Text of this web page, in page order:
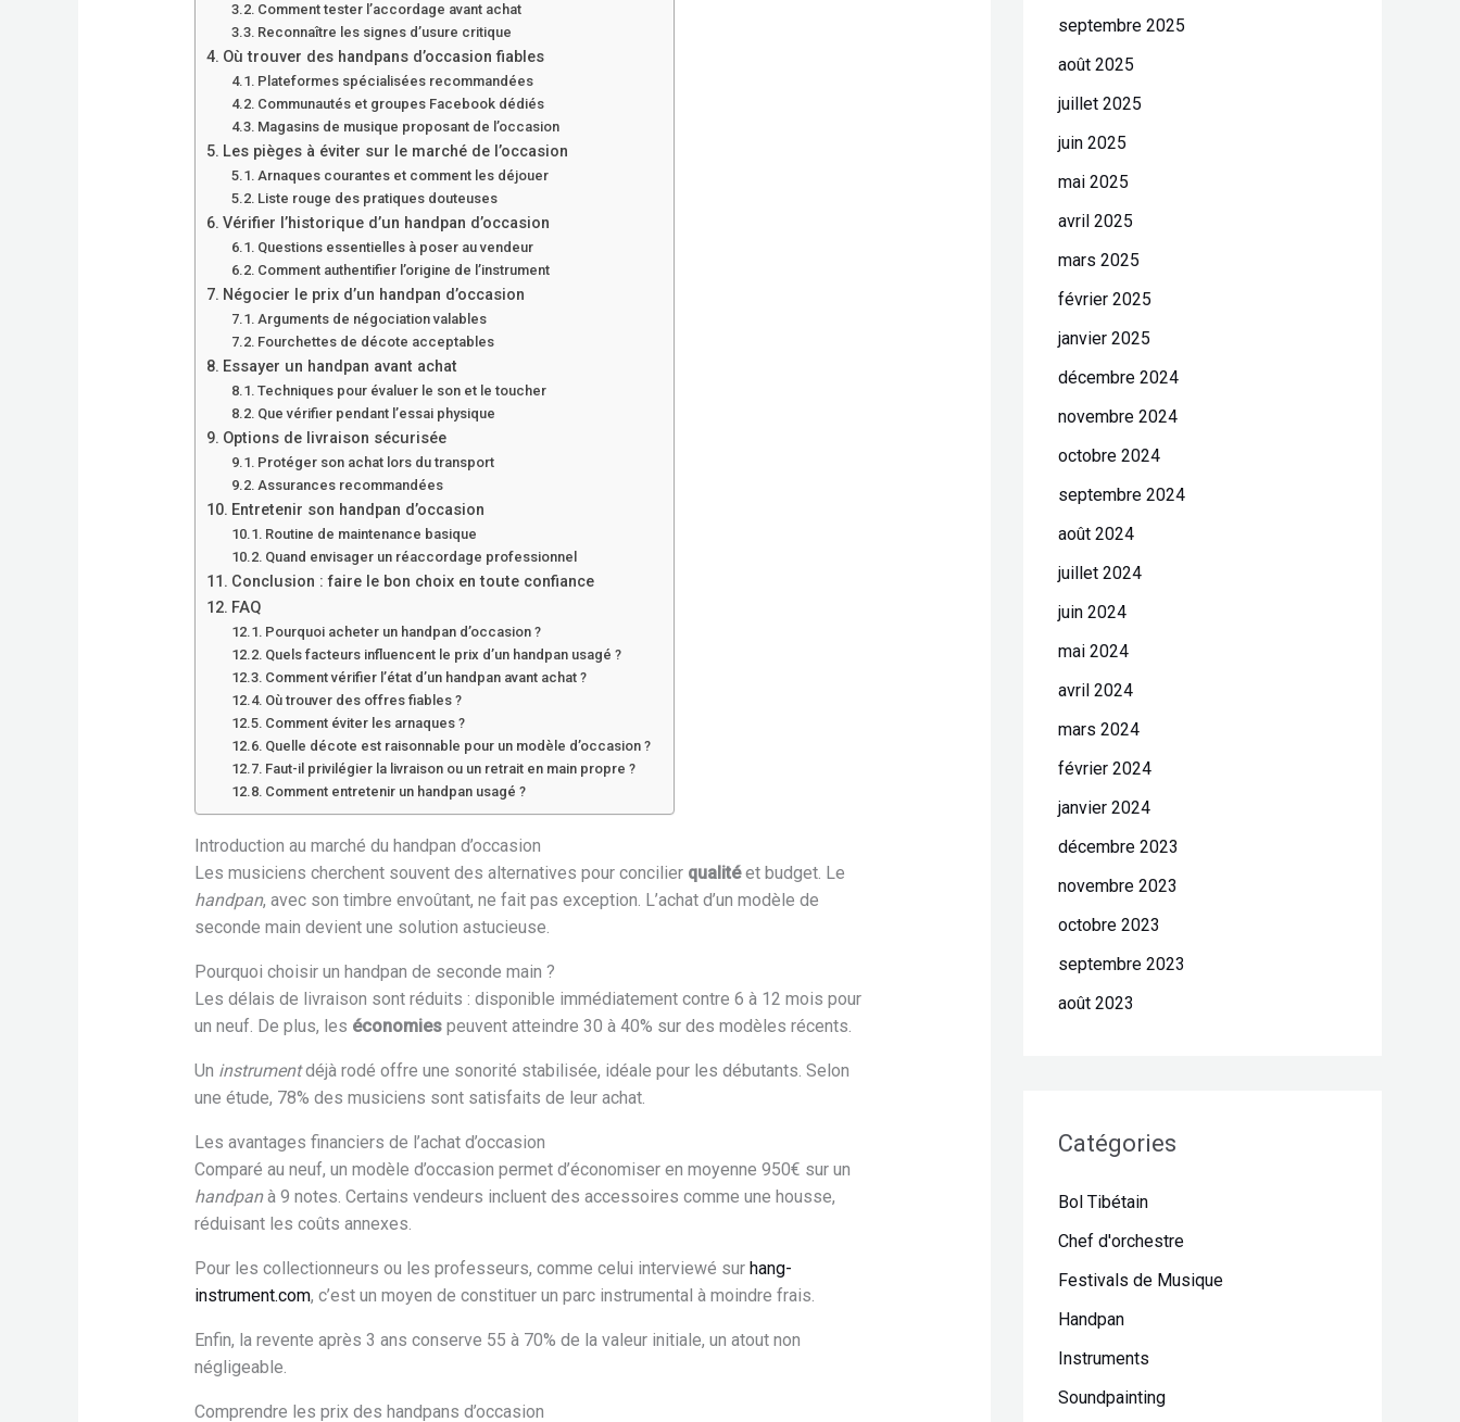
Comment tester l’accordage avant achat
Reconnaître les signes d’usure critique
Où trouver des handpans d’occasion fiables
Plateformes spécialisées recommandées
Communautés et groupes Facebook dédiés
Magasins de musique proposant de l’occasion
Les pièges à éviter sur le marché de l’occasion
Arnaques courantes et comment les déjouer
Liste rouge des pratiques douteuses
Vérifier l’historique d’un handpan d’occasion
Questions essentielles à poser au vendeur
Comment authentifier l’origine de l’instrument
Négocier le prix d’un handpan d’occasion
Arguments de négociation valables
Fourchettes de décote acceptables
Essayer un handpan avant achat
Techniques pour évaluer le son et le toucher
Que vérifier pendant l’essai physique
Options de livraison sécurisée
Protéger son achat lors du transport
Assurances recommandées
Entretenir son handpan d’occasion
Routine de maintenance basique
Quand envisager un réaccordage professionnel
Conclusion : faire le bon choix en toute confiance
FAQ
Pourquoi acheter un handpan d’occasion ?
Quels facteurs influencent le prix d’un handpan usagé ?
Comment vérifier l’état d’un handpan avant achat ?
Où trouver des offres fiables ?
Comment éviter les arnaques ?
Quelle décote est raisonnable pour un modèle d’occasion ?
Faut-il privilégier la livraison ou un retrait en main propre ?
Comment entretenir un handpan usagé ?
Introduction au marché du handpan d’occasion
Les musiciens cherchent souvent des alternatives pour concilier qualitéet budget. Le
handpan, avec son timbre envoûtant, ne fait pas exception. L’achat d’un modèle de
seconde main devient une solution astucieuse.
Pourquoi choisir un handpan de seconde main ?
Les délais de livraison sont réduits : disponible immédiatement contre 6 à 12 mois pour
un neuf. De plus, les économiespeuvent atteindre 30 à 40% sur des modèles récents.
Un instrumentdéjà rodé offre une sonorité stabilisée, idéale pour les débutants. Selon
une étude, 78% des musiciens sont satisfaits de leur achat.
Les avantages financiers de l’achat d’occasion
Comparé au neuf, un modèle d’occasion permet d’économiser en moyenne 950€ sur un
handpanà 9 notes. Certains vendeurs incluent des accessoires comme une housse,
réduisant les coûts annexes.
Pour les collectionneurs ou les professeurs, comme celui interviewé sur hang-
instrument.com, c’est un moyen de constituer un parc instrumental à moindre frais.
Enfin, la revente après 3 ans conserve 55 à 70% de la valeur initiale, un atout non
négligeable.
Comprendre les prix des handpans d’occasion
septembre 2025
août 2025
juillet 2025
juin 2025
mai 2025
avril 2025
mars 2025
février 2025
janvier 2025
décembre 2024
novembre 2024
octobre 2024
septembre 2024
août 2024
juillet 2024
juin 2024
mai 2024
avril 2024
mars 2024
février 2024
janvier 2024
décembre 2023
novembre 2023
octobre 2023
septembre 2023
août 2023
Catégories
Bol Tibétain
Chef d'orchestre
Festivals de Musique
Handpan
Instruments
Soundpainting